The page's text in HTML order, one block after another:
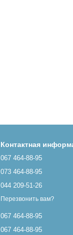
Контактная
067 464-88-95
073 464-88-95
044 209-51-26
Перезвонить вам?
067 464-88-95
067 464-88-95